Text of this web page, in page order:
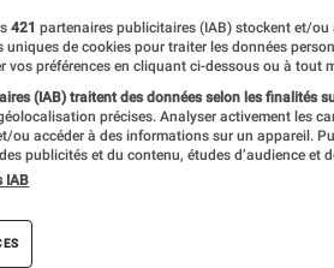
à votre recherche
421 partenaires publicitaires (IAB) stockent et/
de cookies pour traiter les données
vos préférences en cliquant ci-dessous ou à tout
(IAB) traitent des données selon les finalités
précises. Analyser activement les
ou accéder à des informations sur un appareil.
publicités et du contenu, études d’audience et
IAB